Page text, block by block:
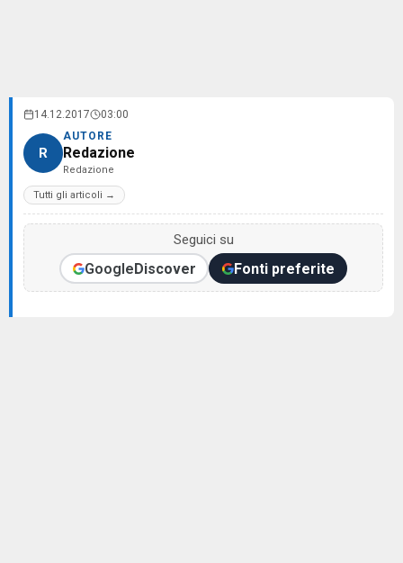
14.12.2017 03:00
R
AUTORE
Redazione
Redazione
Tutti gli articoli →
Seguici su
GoogleDiscover Fonti preferite